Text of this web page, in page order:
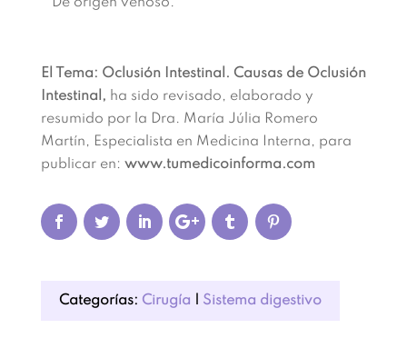
El Tema: Oclusión Intestinal. Causas de Oclusión
Intestinal, ha sido revisado, elaborado y
resumido por la Dra. María Júlia Romero
Martín, Especialista en Medicina Interna, para
publicar en: www.tumedicoinforma.com
Categorías: Cirugía Sistema digestivo